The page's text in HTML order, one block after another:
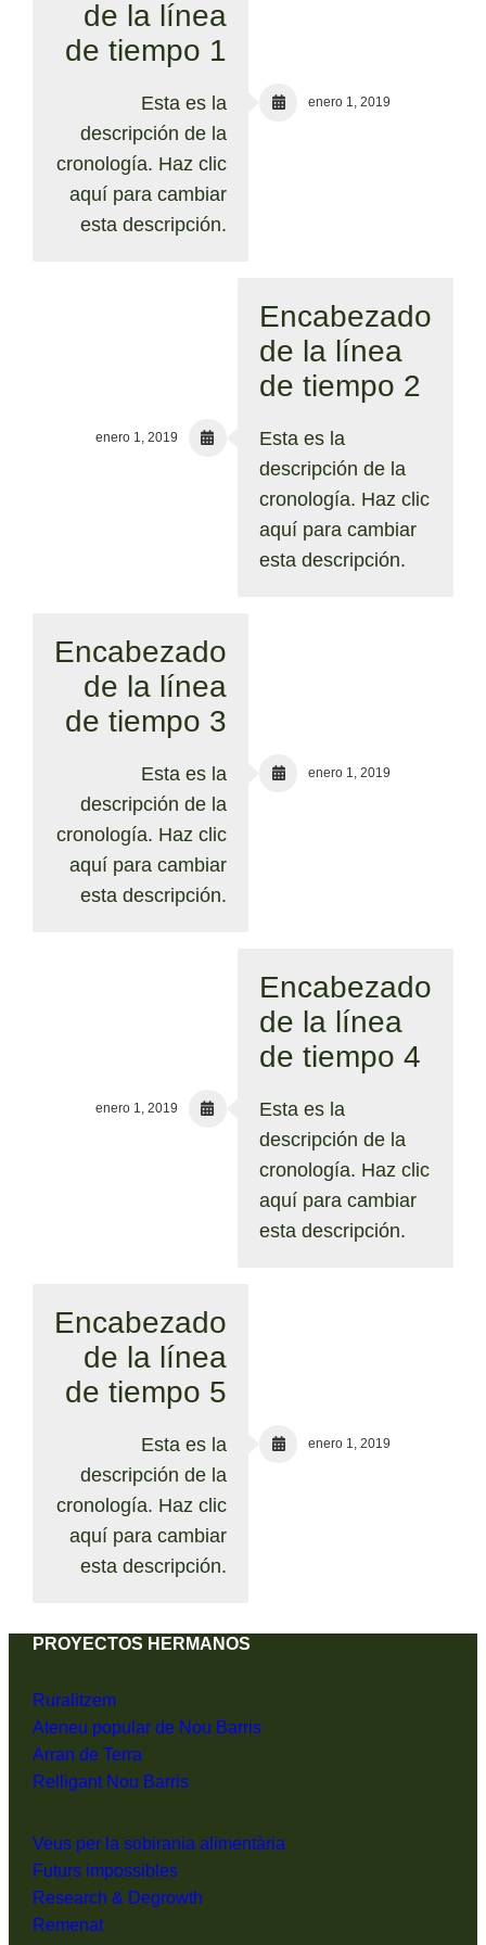
de la línea
de tiempo 1
Esta es la
descripción de la
cronología. Haz clic
aquí para cambiar
esta descripción.
enero 1, 2019
Encabezado
de la línea
de tiempo 2
Esta es la
descripción de la
cronología. Haz clic
aquí para cambiar
esta descripción.
enero 1, 2019
Encabezado
de la línea
de tiempo 3
Esta es la
descripción de la
cronología. Haz clic
aquí para cambiar
esta descripción.
enero 1, 2019
Encabezado
de la línea
de tiempo 4
Esta es la
descripción de la
cronología. Haz clic
aquí para cambiar
esta descripción.
enero 1, 2019
Encabezado
de la línea
de tiempo 5
Esta es la
descripción de la
cronología. Haz clic
aquí para cambiar
esta descripción.
enero 1, 2019
PROYECTOS HERMANOS
Ruralitzem
Ateneu popular de Nou Barris
Arran de Terra
Relligant Nou Barris
Veus per la sobirania alimentària
Futurs impossibles
Research & Degrowth
Remenat